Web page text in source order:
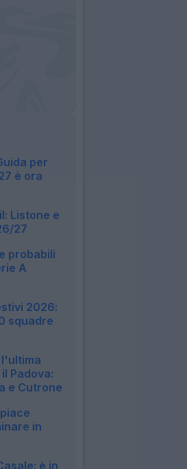
per
è ora
Listone e
27
probabili
A
2026:
squadre
l'ultima
Padova:
e Cutrone
in
è in